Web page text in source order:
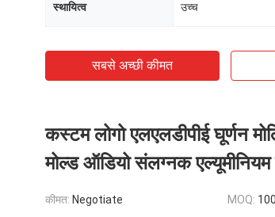
स्थायित्व उच्च
सबसे अच्छी कीमत
कस्टम लोगो एलएलडीपीई घूर्णन
मोल्ड ऑडियो संलग्नक एल्यूमीनियम
कीमत: Negotiate MOQ: